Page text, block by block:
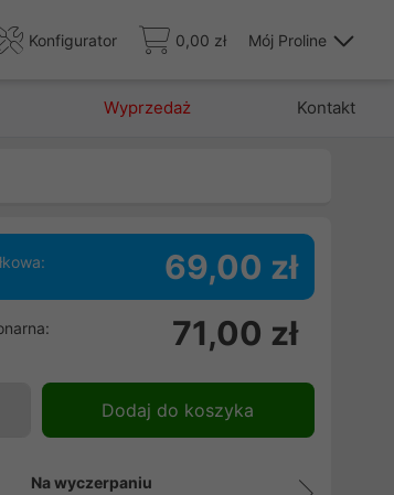
Konfigurator 0,00 zł Mój Proline
Wyprzedaż Kontakt
69,00 zł
71,00 zł
Dodaj do koszyka
Na wyczerpaniu